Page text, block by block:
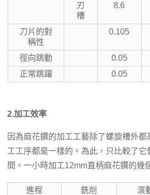
刃
槽
8.6
刀片的對
稱性
0.105
徑向跳動 0.05
正常跳躍
0.05
2.加工效率
因為麻花鑽的加工工藝除了螺旋槽外都
工工序都是一樣的。為此，只比較了它
間。一小時加工12mm直柄麻花鑽的幾
進程 銑削 滾